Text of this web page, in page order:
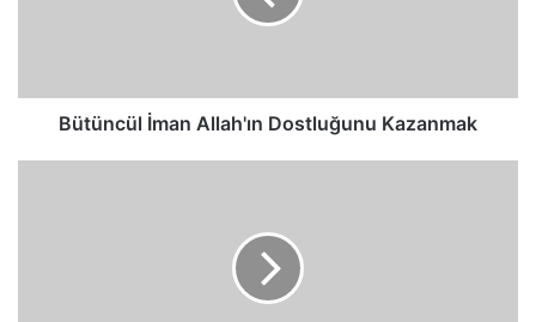
Bütüncül İman Allah'ın Dostluğunu Kazanmak